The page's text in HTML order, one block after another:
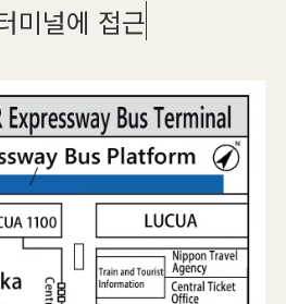
미널에 접근